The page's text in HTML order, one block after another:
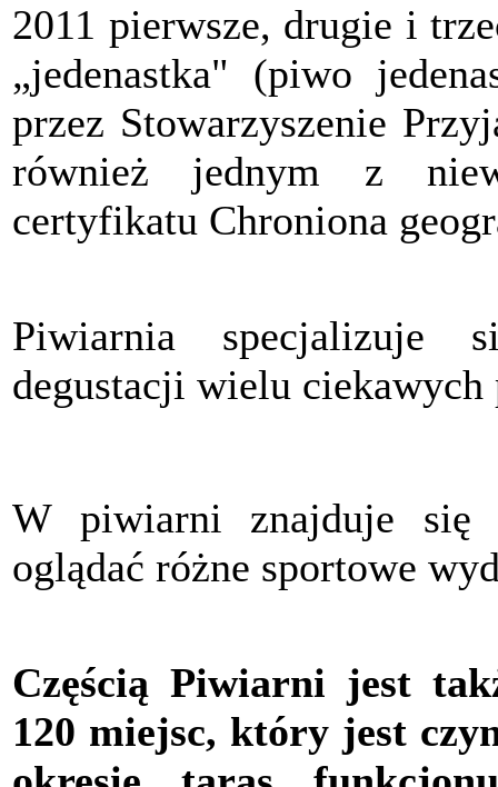
2011 pierwsze, drugie i
„jedenastka" (piwo
przez Stowarzyszenie
również jednym z
certyfikatu Chroniona
Piwiarnia specjalizuje
degustacji wielu ciekawych
W piwiarni znajduje się
oglądać różne sportowe
Częścią Piwiarni jest
120 miejsc, który jest